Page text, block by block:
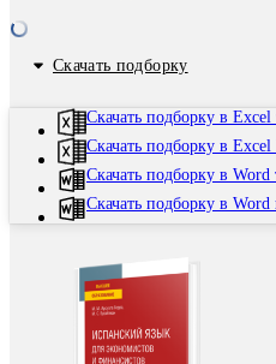
Скачать подборку
Скачать подборку в
Скачать подборку в
Скачать подборку в Word
Скачать подборку в Word